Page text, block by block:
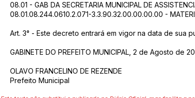
08.01 - GAB DA SECRETARIA MUNICIPAL DE
08.01.08.244.0610.2.071-3.3.90.32.00.00.00.00 -
Art. 3° - Este decreto entrará em vigor na data de sua
GABINETE DO PREFEITO MUNICIPAL, 2 de Agosto de
OLAVO FRANCELINO DE REZENDE
Prefeito Municipal